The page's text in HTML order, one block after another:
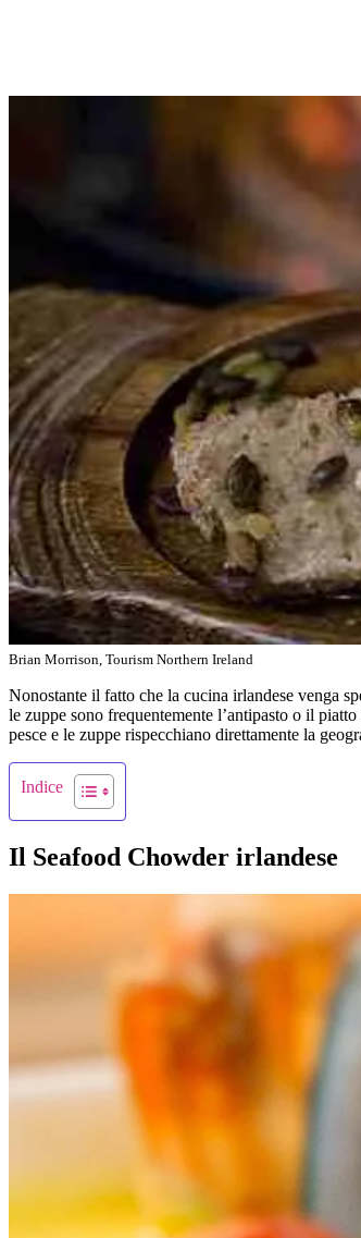
Brian Morrison, Tourism Northern Ireland
Nonostante il fatto che la cucina irlandese venga
le zuppe sono frequentemente l’antipasto o il
pesce e le zuppe rispecchiano direttamente la
Indice
Il Seafood Chowder irlandese